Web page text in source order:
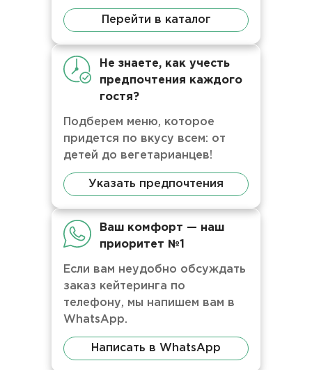
Перейти в каталог
Не знаете, как учесть
предпочтения каждого
гостя?
Подберем меню, которое
придется по вкусу всем: от
детей до вегетарианцев!
Указать предпочтения
Ваш комфорт — наш
приоритет №1
Если вам неудобно обсуждать
заказ кейтеринга по
телефону, мы напишем вам в
WhatsApp.
Написать в WhatsApp